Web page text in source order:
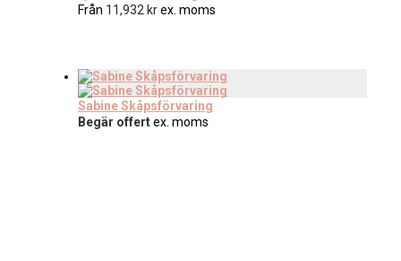
Från 11,932 krex. moms
Sabine Skåpsförvaring
Begär offertex. moms